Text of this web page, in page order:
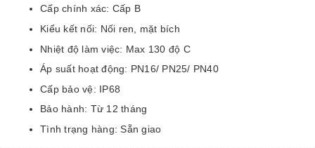
Cấp chính xác: Cấp B
Kiểu kết nối: Nối ren, mặt bích
Nhiệt độ làm việc: Max 130 độ C
Áp suất hoạt động: PN16/ PN25/ PN40
Cấp bảo vệ: IP68
Bảo hành: Từ 12 tháng
Tình trạng hàng: Sẵn giao